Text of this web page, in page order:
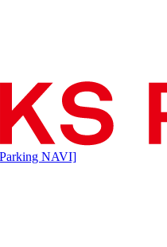
NAVI]